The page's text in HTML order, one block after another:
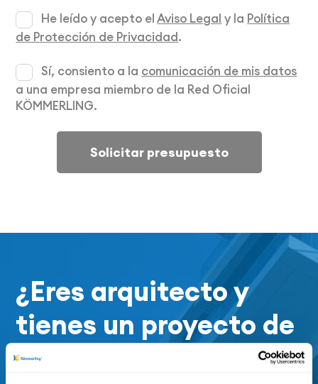
He leído y acepto elAviso Legal y la Política
de Protección de Privacidad.
Sí, consiento a la comunicación de mis datos
a una empresa miembro de la Red Oficial
KÖMMERLING.
Solicitar presupuesto
¿Eres arquitecto y
tienes un proyecto de
viviendas?